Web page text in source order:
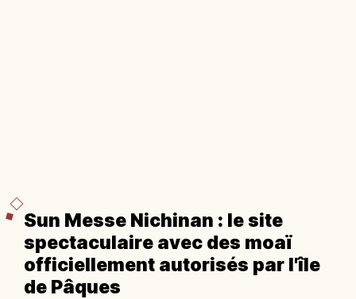
Sun Messe Nichinan : le site
spectaculaire avec des moaï
officiellement autorisés par l'île
de Pâques